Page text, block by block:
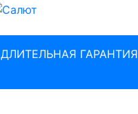
ДЛИТЕЛЬНАЯ ГАРАНТИЯ